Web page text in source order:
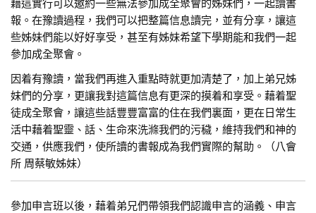
藉這實行可以邀約一些無法參加成全聚會的姊妹們，一起讀書
報。在豫讀過程，我們可以把整篇信息讀完，並有分享，讓這
些姊妹們能以好好享受，甚至有姊妹希望下學期能和我們一起
參加成全聚會。
因着有豫讀，當我們再進入重點時就更加清楚了，加上弟兄姊
妹們的分享，更讓我對這篇信息有更深的摸着和享受。藉着聖
徒成全聚會，讓這些話豐豐富富的住在我們裏面，更在日常生
活中藉着聖靈、話、生命來洗滌我們的污穢，維持我們和神的
交通，供應我們，使所讀的書報成為我們實際的幫助。（八會
所 周蔡敏姊妹）
參加申言班以後，藉着弟兄們帶領我們認識申言的涵義、申言